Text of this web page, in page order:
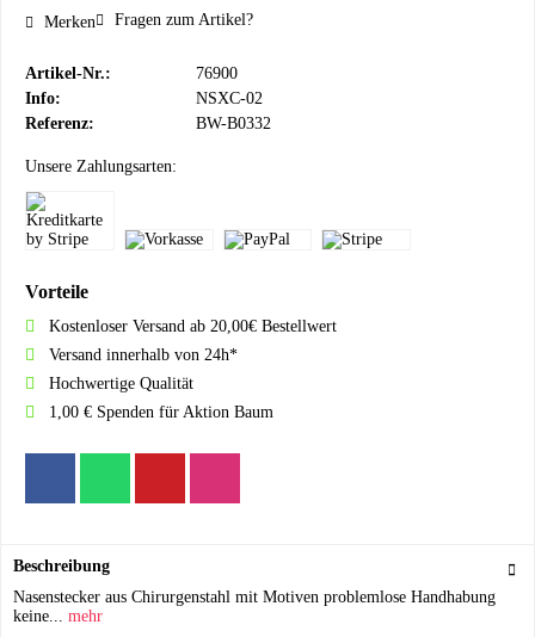
Merken Fragen zum Artikel?
Artikel-Nr.:
76900
Info:
NSXC-02
Referenz:
BW-B0332
Unsere Zahlungsarten:
Vorteile
Kostenloser Versand ab 20,00€ Bestellwert
Versand innerhalb von 24h*
Hochwertige Qualität
1,00 € Spenden für Aktion Baum
Beschreibung
Nasenstecker aus Chirurgenstahl mit Motiven problemlose Handhabung
keine... mehr